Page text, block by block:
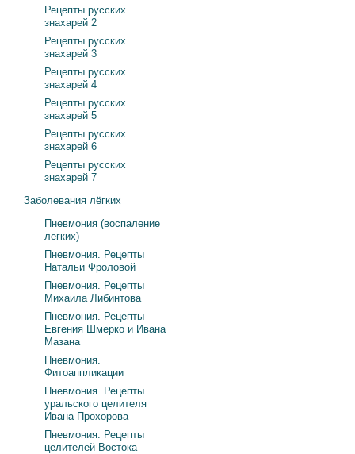
Рецепты русских
знахарей 2
Рецепты русских
знахарей 3
Рецепты русских
знахарей 4
Рецепты русских
знахарей 5
Рецепты русских
знахарей 6
Рецепты русских
знахарей 7
Заболевания лёгких
Пневмония (воспаление
легких)
Пневмония. Рецепты
Натальи Фроловой
Пневмония. Рецепты
Михаила Либинтова
Пневмония. Рецепты
Евгения Шмерко и Ивана
Мазана
Пневмония.
Фитоаппликации
Пневмония. Рецепты
уральского целителя
Ивана Прохорова
Пневмония. Рецепты
целителей Востока